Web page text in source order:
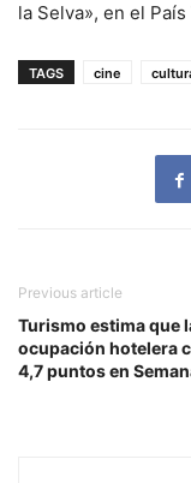
la Selva», en el
TAGS cine
Previous article
Turismo estima que
ocupación hotelera
4,7 puntos en